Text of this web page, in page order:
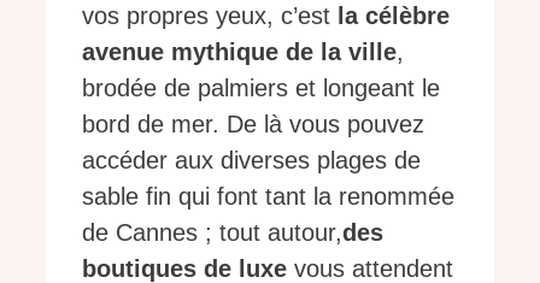
vos propres yeux, c’est la célèbre
avenue mythique de la ville,
brodée de palmiers et longeant le
bord de mer. De là vous pouvez
accéder aux diverses plages de
sable fin qui font tant la renommée
de Cannes ; tout autour,des
boutiques de luxe vous attendent